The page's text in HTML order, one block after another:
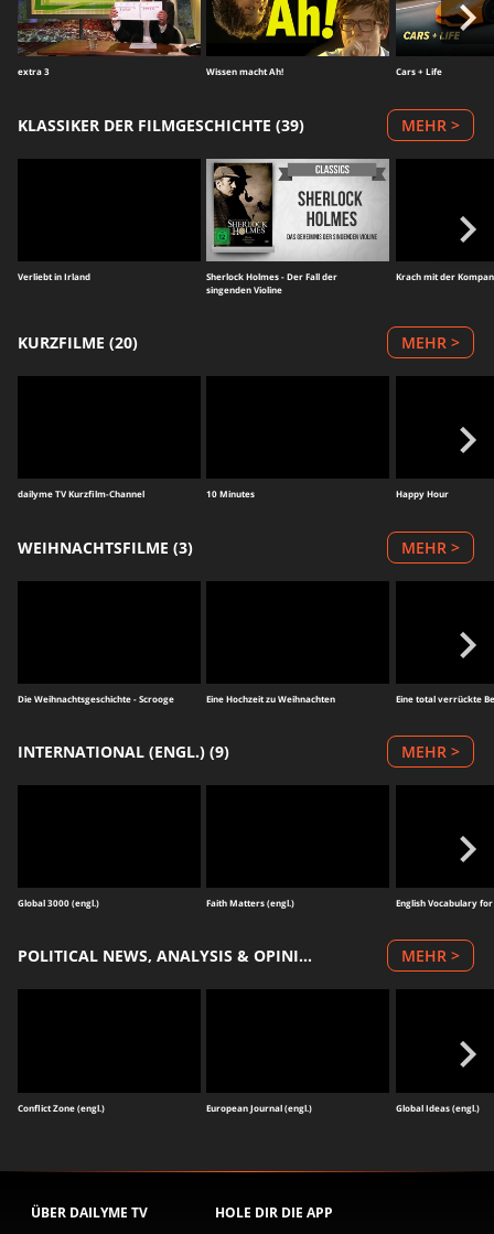
extra 3 Wissen macht Ah! Cars + Life
KLASSIKER DER FILMGESCHICHTE (39) MEHR >
Verliebt in Irland
Sherlock Holmes - Der Fall der
singenden Violine
Krach mit der
KURZFILME (20) MEHR >
dailyme TV Kurzfilm-Channel 10 Minutes Happy Hour
WEIHNACHTSFILME (3) MEHR >
Die Weihnachtsgeschichte - Scrooge Eine Hochzeit zu Weihnachten Eine total verrückte
INTERNATIONAL (ENGL.) (9) MEHR >
Global 3000 (engl.) Faith Matters (engl.) English Vocabulary for
POLITICAL NEWS, ANALYSIS & OPINIONS (ENGL.) (3) MEHR >
Conflict Zone (engl.) European Journal (engl.) Global Ideas (engl.)
ÜBER DAILYME TV HOLE DIR DIE APP